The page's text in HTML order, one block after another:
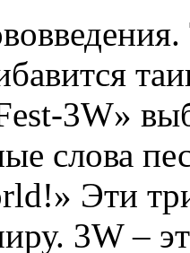
3W»
слова
Эти
3W –